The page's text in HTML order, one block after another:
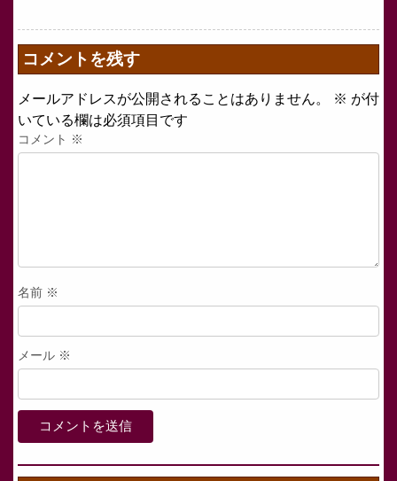
コメントを残す
メールアドレスが公開されることはありません。 ※ が付
いている欄は必須項目です
コメント ※
名前 ※
メール ※